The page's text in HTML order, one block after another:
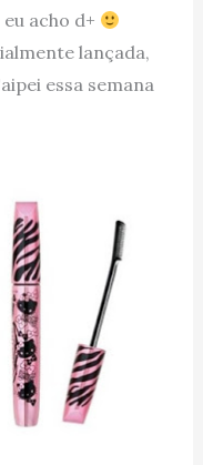
acho d+
lançada,
essa semana